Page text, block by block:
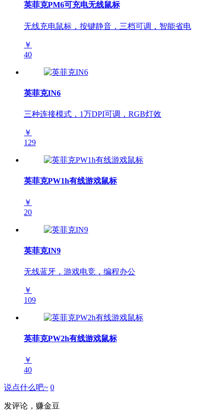
英菲克PM6可充电无线鼠标
无线充电鼠标，按键静音，三档可调，智能省电
￥
40
英菲克IN6
三种连接模式，1万DPI可调，RGB灯效
￥
129
英菲克PW1h有线游戏鼠标
￥
20
英菲克IN9
无线蓝牙，游戏电竞，编程办公
￥
109
英菲克PW2h有线游戏鼠标
￥
40
说点什么吧~ 0
发评论，赚金豆